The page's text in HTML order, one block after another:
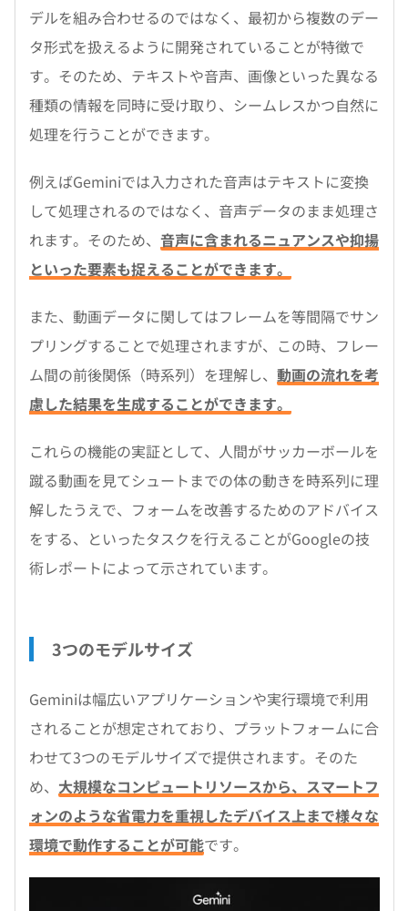
デルを組み合わせるのではなく、最初から複数のデー
タ形式を扱えるように開発されていることが特徴で
す。そのため、テキストや音声、画像といった異なる
種類の情報を同時に受け取り、シームレスかつ自然に
処理を行うことができます。
例えばGeminiでは入力された音声はテキストに変換
して処理されるのではなく、音声データのまま処理さ
れます。そのため、 音声に含まれるニュアンスや抑揚
といった要素も捉えることができます。
また、動画データに関してはフレームを等間隔でサン
プリングすることで処理されますが、この時、フレー
ム間の前後関係（時系列）を理解し、 動画の流れを考
慮した結果を生成することができます。
これらの機能の実証として、人間がサッカーボールを
蹴る動画を見てシュートまでの体の動きを時系列に理
解したうえで、フォームを改善するためのアドバイス
をする、といったタスクを行えることがGoogleの技
術レポートによって示されています。
3つのモデルサイズ
Geminiは幅広いアプリケーションや実行環境で利用
されることが想定されており、プラットフォームに合
わせて3つのモデルサイズで提供されます。そのた
め、 大規模なコンピュートリソースから、スマートフ
ォンのような省電力を重視したデバイス上まで様々な
環境で動作することが可能です。